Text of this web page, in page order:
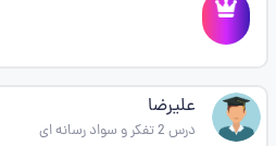
علیرضا
درس 2 تفکر و سواد رسانه ای